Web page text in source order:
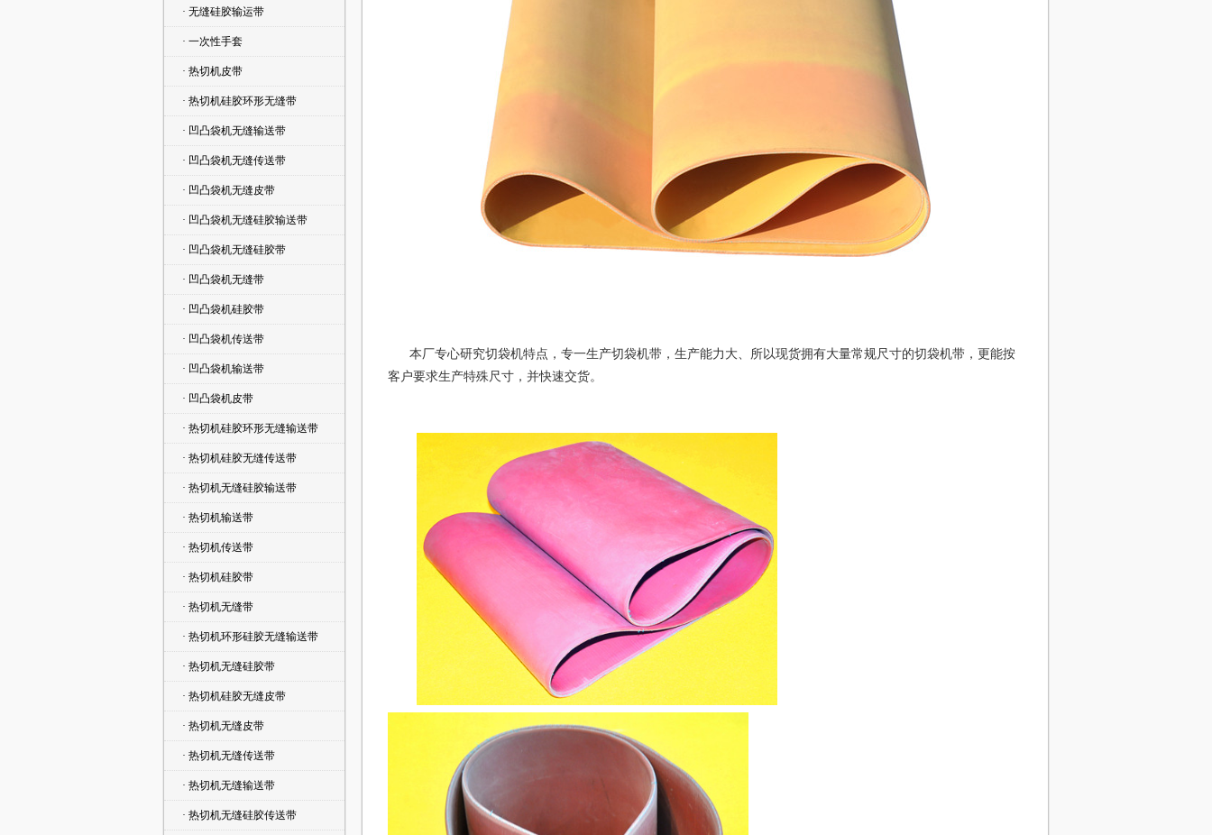
· 无缝硅胶输运带
· 一次性手套
· 热切机皮带
· 热切机硅胶环形无缝带
· 凹凸袋机无缝输送带
· 凹凸袋机无缝传送带
· 凹凸袋机无缝皮带
· 凹凸袋机无缝硅胶输送带
· 凹凸袋机无缝硅胶带
· 凹凸袋机无缝带
· 凹凸袋机硅胶带
· 凹凸袋机传送带
· 凹凸袋机输送带
· 凹凸袋机皮带
· 热切机硅胶环形无缝输送带
· 热切机硅胶无缝传送带
· 热切机无缝硅胶输送带
· 热切机输送带
· 热切机传送带
· 热切机硅胶带
· 热切机无缝带
· 热切机环形硅胶无缝输送带
· 热切机无缝硅胶带
· 热切机硅胶无缝皮带
· 热切机无缝皮带
· 热切机无缝传送带
· 热切机无缝输送带
· 热切机无缝硅胶传送带
客户要求生产特殊尺寸，并快速交货。